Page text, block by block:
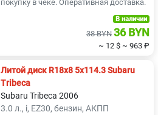
покупку в чеке. Оперативная доставка.
В наличии
38 BYN 36 BYN
~ 12 $ ~ 963 ₽
Литой диск R18x8 5x114.3 Subaru
Tribeca
Subaru Tribeca 2006
3.0 л., i, EZ30, бензин, АКПП